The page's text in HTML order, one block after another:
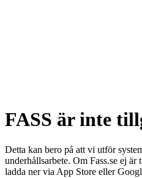
FASS är inte
Detta kan bero på att vi utför
underhållsarbete. Om Fass.se ej
ladda ner via App Store eller